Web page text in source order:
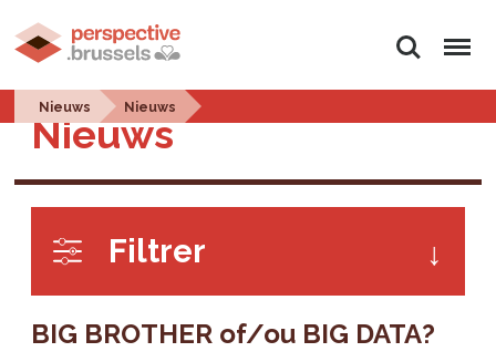
Zoeken Menu
Nieuws Nieuws
Nieuws
Filtrer
BIG BROTHER of/ou BIG DATA?